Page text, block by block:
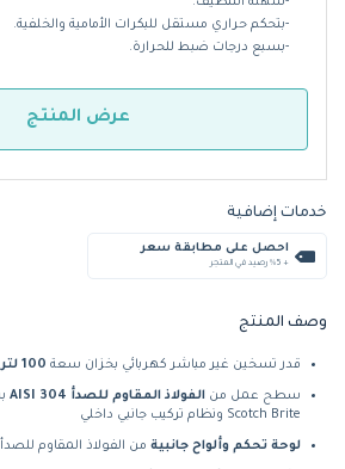
-بتحكم حراري مستقل للبكرات الأمامية والخلفية.
-بسبع درجات ضبط للحرارة.
عرض المنتج
خدمات إضافية
احصل على مطابقة سعر
+ %5 رصيد في المتجر
وصف المنتج
قدر تسخين غير مباشر كهربائي بخزان سعة 100 لتر
سطح عمل من الفولاذ المقاوم للصدأ AISI 304
Scotch Brite ونظام تركيب جانبي داخلي
لوحة تحكم وألواح جانبية من الفولاذ المقاوم للصدأ AISI 304